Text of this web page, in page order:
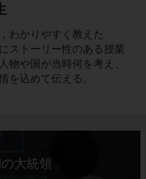
わかりやすく教えた
ストーリー性のある授業
物や国が当時何を考え、
を込めて伝える。
大統領